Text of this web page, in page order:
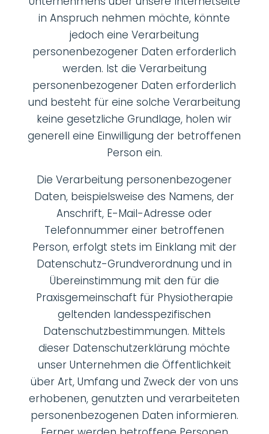
in Anspruch nehmen möchte, könnte
jedoch eine Verarbeitung
personenbezogener Daten erforderlich
werden. Ist die Verarbeitung
personenbezogener Daten erforderlich
und besteht für eine solche Verarbeitung
keine gesetzliche Grundlage, holen wir
generell eine Einwilligung der betroffenen
Person ein.
Die Verarbeitung personenbezogener
Daten, beispielsweise des Namens, der
Anschrift, E-Mail-Adresse oder
Telefonnummer einer betroffenen
Person, erfolgt stets im Einklang mit der
Datenschutz-Grundverordnung und in
Übereinstimmung mit den für die
Praxisgemeinschaft für Physiotherapie
geltenden landesspezifischen
Datenschutzbestimmungen. Mittels
dieser Datenschutzerklärung möchte
unser Unternehmen die Öffentlichkeit
über Art, Umfang und Zweck der von uns
erhobenen, genutzten und verarbeiteten
personenbezogenen Daten informieren.